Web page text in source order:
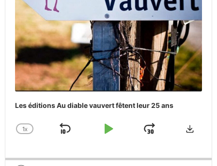
Les éditions Au diable vauvert fêtent leur 25 ans
CHANGE
1X
SKIP
PLAY
JUMP